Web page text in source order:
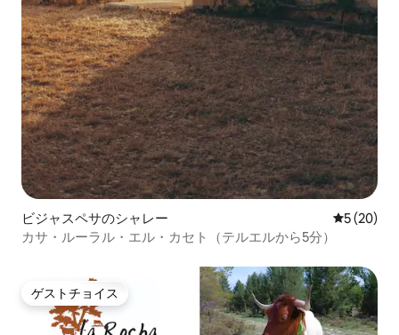
ビジャスペサのシャレー レビュー
5 (20)
カサ・ルーラル・エル・カセト（テルエルから5分）
ゲストチョイス
ゲストチョイス